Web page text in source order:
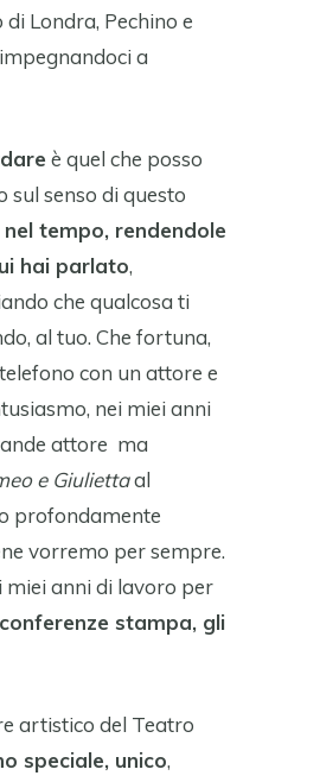
Londra, Pechino e
a
è quel che posso
senso di questo
tempo, rendendole
hai parlato,
che qualcosa ti
al tuo. Che fortuna,
con un attore e
nei miei anni
attore ma
e Giuliettaal
profondamente
vorremo per sempre.
miei anni di lavoro per
stampa, gli
artistico del Teatro
speciale, unico,